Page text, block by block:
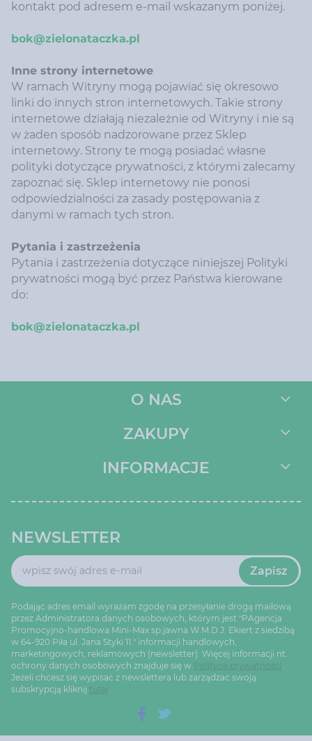
kontakt pod adresem e-mail wskazanym poniżej.
bok@zielonataczka.pl
Inne strony internetowe
W ramach Witryny mogą pojawiać się okresowo
linki do innych stron internetowych. Takie strony
internetowe działają niezależnie od Witryny i nie są
w żaden sposób nadzorowane przez Sklep
internetowy. Strony te mogą posiadać własne
polityki dotyczące prywatności, z którymi zalecamy
zapoznać się. Sklep internetowy nie ponosi
odpowiedzialności za zasady postępowania z
danymi w ramach tych stron.
Pytania i zastrzeżenia
Pytania i zastrzeżenia dotyczące niniejszej Polityki
prywatności mogą być przez Państwa kierowane
do:
bok@zielonataczka.pl
O NAS
ZAKUPY
INFORMACJE
NEWSLETTER
Zapisz
Podając adres email wyrażam zgodę na przesyłanie drogą mailową
przez Administratora danych osobowych, którym jest "PAgencja
Promocyjno-handlowa Mini-Max sp.jawna W.M.D.J. Ekiert z siedzibą
w 64-920 Piła ul. Jana Styki 11." informacji handlowych,
marketingowych, reklamowych (newsletter). Więcej informacji nt.
ochrony danych osobowych znajduje się w Polityce prywatności.
Jeżeli chcesz się wypisać z newslettera lub zarządzać swoją
subskrypcją kliknij tutaj.